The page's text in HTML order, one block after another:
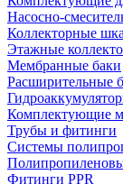
Насосно-
Коллекторные
Этажные
Мембранные баки
Расширительные
Комплектующие
Трубы и фитинги
Системы
Фитинги PPR